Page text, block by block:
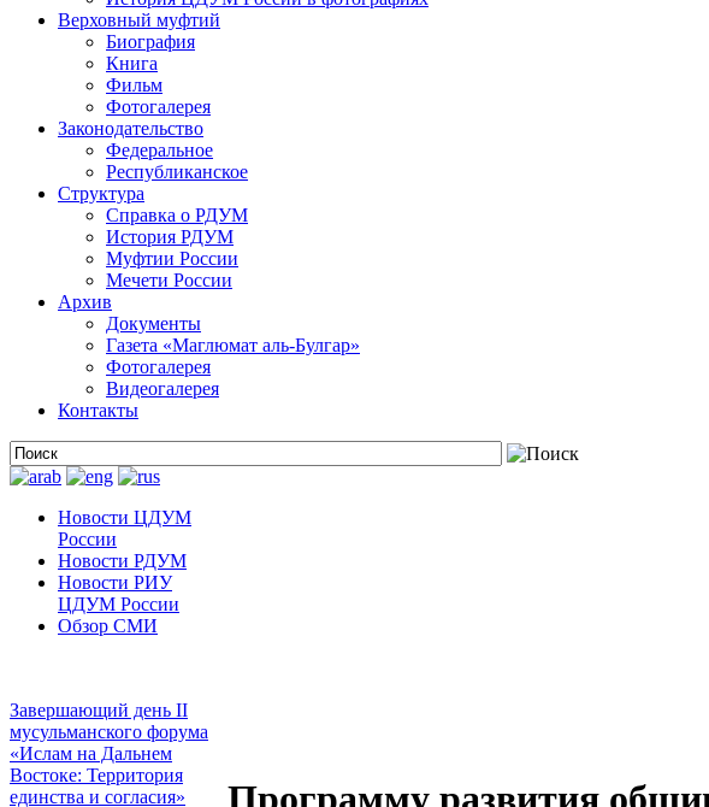
Верховный муфтий
Биография
Книга
Фильм
Фотогалерея
Законодательство
Федеральное
Республиканское
Структура
Справка о РДУМ
История РДУМ
Муфтии России
Мечети России
Архив
Документы
Газета «Маглюмат аль-Булгар»
Фотогалерея
Видеогалерея
Контакты
Новости ЦДУМ
России
Новости РДУМ
Новости РИУ
ЦДУМ России
Обзор СМИ
Завершающий день II
мусульманского форума
«Ислам на Дальнем
Востоке: Территория
единства и согласия»